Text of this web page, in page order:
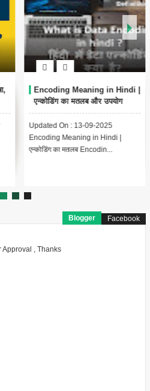
थंबनेल क्या है? | Thumbnail
Meaning in Hindi (YouTube
& Computer Example)
{ "@context": "https://schema.org",
"@type": "BlogPosting",
Blogger Facebook
Approval , Thanks